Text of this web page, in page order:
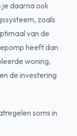
daarna ook
zoals
van de
heeft dan
woning,
de investering
soms in